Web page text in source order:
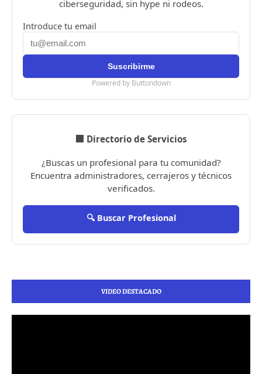
ciberseguridad, sin hype ni rodeos.
Introduce tu email
Powered by Buttondown
🏢 Directorio de Servicios
¿Buscas un profesional para tu comunidad?
Encuentra administradores, cerrajeros y técnicos
verificados.
🔍 Buscar Profesional
VIDEO DESTACADO